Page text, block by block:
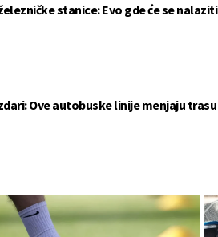
stanice: Evo gde će se nalaziti
Ove autobuske linije menjaju trasu